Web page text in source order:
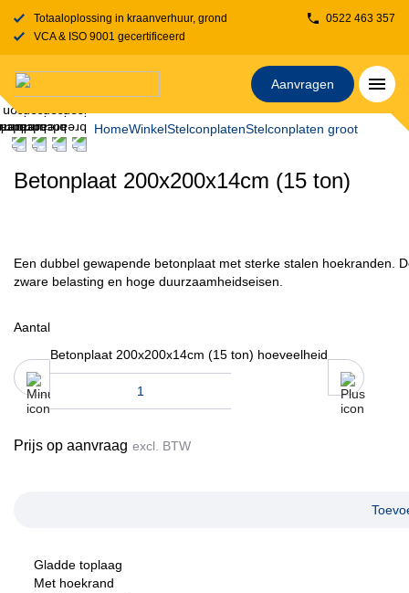
Totaaloplossing in kraanverhuur, grondverzet, transport, rijplaten en
VCA & ISO 9001 gecertificeerd
0522 463 357
Aanvragen
HomeWinkelStelconplatenStelconplaten groot
Betonplaat 200x200x14cm (15 ton)
Een dubbel gewapende betonplaat met sterke stalen hoekranden.
zware belasting en hoge duurzaamheidseisen.
Aantal
Betonplaat 200x200x14cm (15 ton) hoeveelheid
Prijs op aanvraag excl. BTW
Gladde toplaag
Met hoekrand